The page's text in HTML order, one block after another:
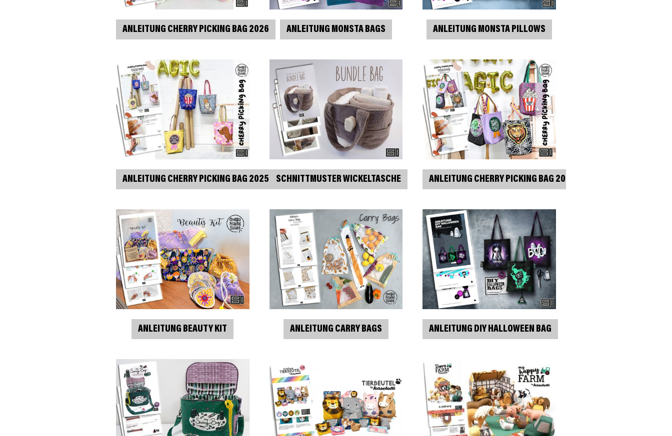
ANLEITUNG CHERRY PICKING BAG 2026 ANLEITUNG MONSTA BAGS ANLEITUNG MONSTA PILLOWS
ANLEITUNG CHERRY PICKING BAG 2025 SCHNITTMUSTER WICKELTASCHE ANLEITUNG CHERRY PICKING BAG 2024
ANLEITUNG BEAUTY KIT ANLEITUNG CARRY BAGS ANLEITUNG DIY HALLOWEEN BAG